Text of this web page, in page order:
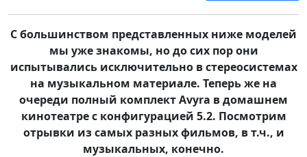
С большинством представленных ниже моделей
мы уже знакомы, но до сих пор они
испытывались исключительно в стереосистемах
на музыкальном материале. Теперь же на
очереди полный комплект Avyra в домашнем
кинотеатре с конфигурацией 5.2. Посмотрим
отрывки из самых разных фильмов, в т.ч., и
музыкальных, конечно.